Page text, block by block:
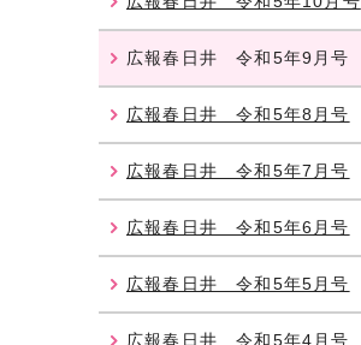
広報春日井 令和5年9月号
広報春日井 令和5年8月号
広報春日井 令和5年7月号
広報春日井 令和5年6月号
広報春日井 令和5年5月号
広報春日井 令和5年4月号